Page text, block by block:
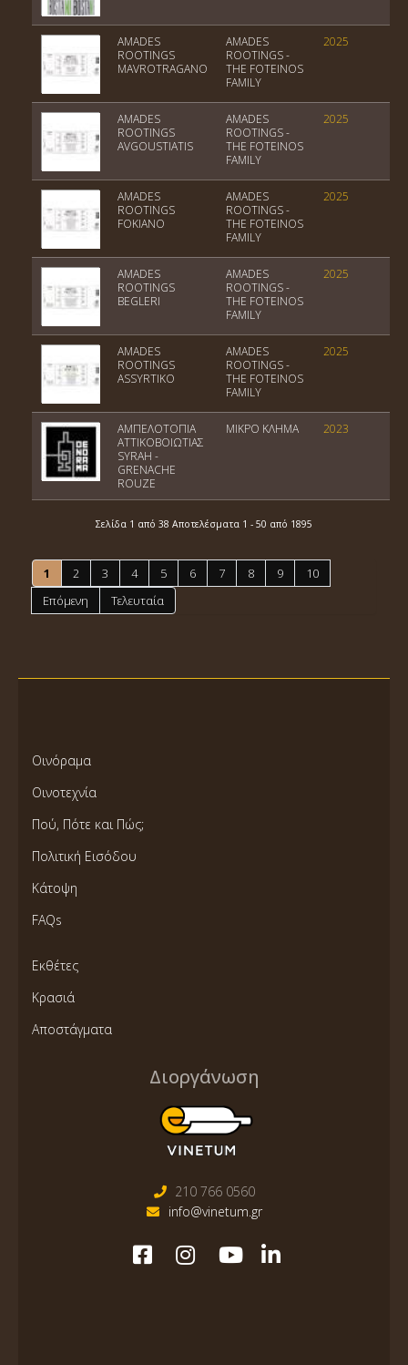
AMADES
ROOTINGS
MAVROTRAGANO
AMADES
ROOTINGS -
THE FOTEINOS
FAMILY
2025
AMADES
ROOTINGS
AVGOUSTIATIS
AMADES
ROOTINGS -
THE FOTEINOS
FAMILY
2025
AMADES
ROOTINGS
FOKIANO
AMADES
ROOTINGS -
THE FOTEINOS
FAMILY
2025
AMADES
ROOTINGS
BEGLERI
AMADES
ROOTINGS -
THE FOTEINOS
FAMILY
2025
AMADES
ROOTINGS
ASSYRTIKO
AMADES
ROOTINGS -
THE FOTEINOS
FAMILY
2025
ΑΜΠΕΛΟΤΟΠΙΑ
ΑΤΤΙΚΟΒΟΙΩΤΙΑΣ
SYRAH -
GRENACHE
ROUZE
ΜΙΚΡΟ ΚΛΗΜΑ 2023
Σελίδα 1 από 38 Αποτελέσματα 1 - 50 από 1895
1 2 3 4 5 6 7 8 9
10
Επόμενη
Τελευταία
Οινόραμα
Οινοτεχνία
Πού, Πότε και Πώς;
Πολιτική Εισόδου
Κάτοψη
FAQs
Εκθέτες
Κρασιά
Αποστάγματα
Διοργάνωση
210 766 0560
info@vinetum.gr